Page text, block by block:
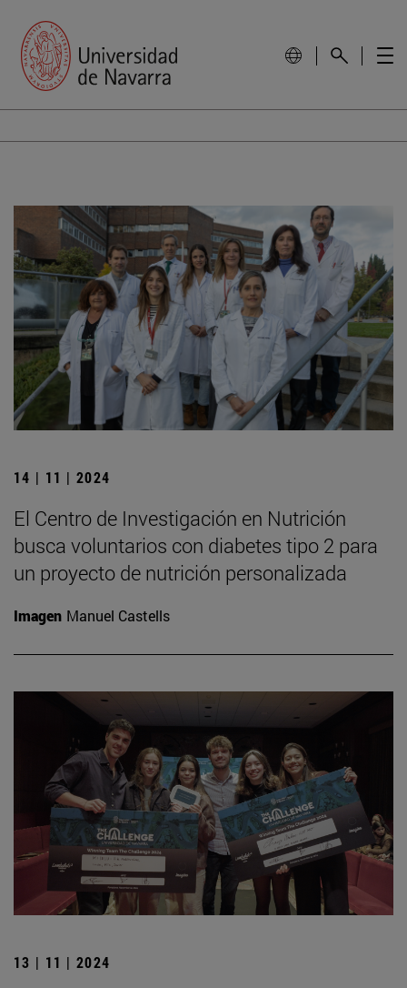
14 | 11 | 2024
El Centro de Investigación en Nutrición
busca voluntarios con diabetes tipo 2 para
un proyecto de nutrición personalizada
Imagen Manuel Castells
13 | 11 | 2024